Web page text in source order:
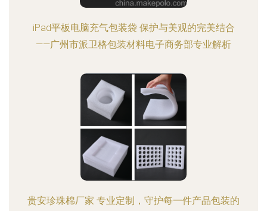
iPad平板电脑充气包装袋 保护与美观的完美结合
——广州市派卫格包装材料电子商务部专业解析
贵安珍珠棉厂家 专业定制，守护每一件产品包装的